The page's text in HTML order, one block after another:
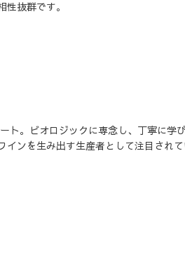
抜群です。
ト。ビオロジックに専念し、丁寧に学
ンを生み出す生産者として注目されて